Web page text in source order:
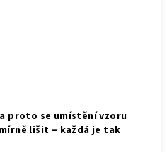
proto se umístění vzoru
lišit – každá je tak